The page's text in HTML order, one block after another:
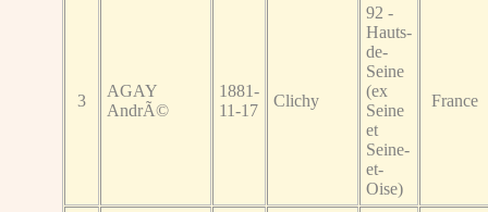
3
AGAY
AndrÃ©
1881-
11-17
Clichy
92 -
Hauts-
de-
Seine
(ex
Seine
et
Seine-
et-
Oise)
France